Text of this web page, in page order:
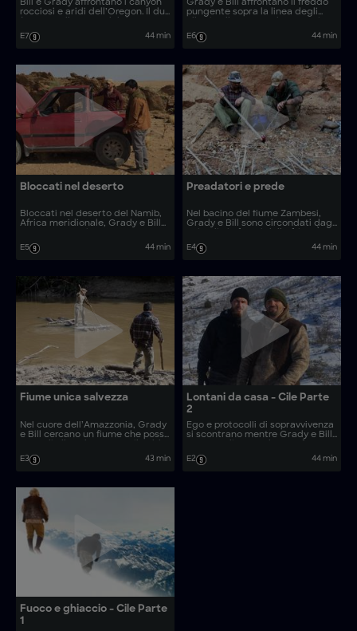
Bill e Grady affrontano i canyon
rocciosi e aridi dell’Oregon. Il duo
dalla scarsità di risorse e
dall’esposizione in un luogo
E7 44 min
Grady e Bill affrontano il freddo
pungente sopra la linea degli
dell’Idaho. Tra picchi di granito e
neve, la natura li ostacola e un
E6 44 min
Bloccati nel deserto
Bloccati nel deserto del Namib,
Africa meridionale, Grady e Bill
fuoco, riparo e segnale di
soccorso. Senza acqua, riciclano
E5 44 min
Preadatori e prede
Nel bacino del fiume Zambesi,
Grady e Bill sono circondati dagli
stagione secca, e ogni creatura
compete per acqua e cibo.
E4 44 min
Fiume unica salvezza
Nel cuore dell’Amazzonia, Grady
e Bill cercano un fiume che possa
e l’umidità li mettono a dura
prova.
E3 43 min
Lontani da casa - Cile Parte
2
Ego e protocolli di sopravvivenza
si scontrano mentre Grady e Bill
nella foresta pluviale cilena. Solo
una caccia riuscita e un fuoco
E2 44 min
Fuoco e ghiaccio - Cile Parte
1